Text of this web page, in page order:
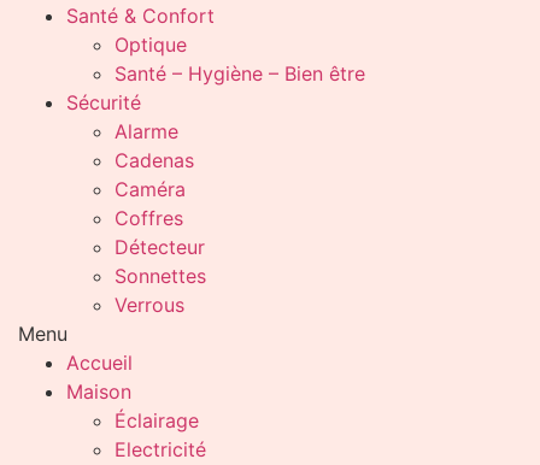
Santé & Confort
Optique
Santé – Hygiène – Bien être
Sécurité
Alarme
Cadenas
Caméra
Coffres
Détecteur
Sonnettes
Verrous
Menu
Accueil
Maison
Éclairage
Electricité